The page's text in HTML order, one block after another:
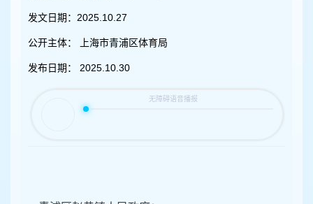
发文日期： 2025.10.27
公开主体： 上海市青浦区体育局
发布日期： 2025.10.30